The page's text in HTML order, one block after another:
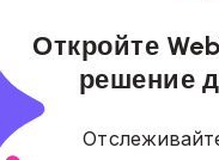
Откройте
решение